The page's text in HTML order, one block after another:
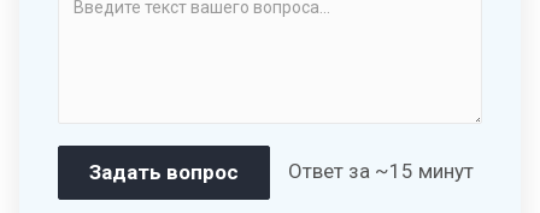
Ответ за ~15 минут